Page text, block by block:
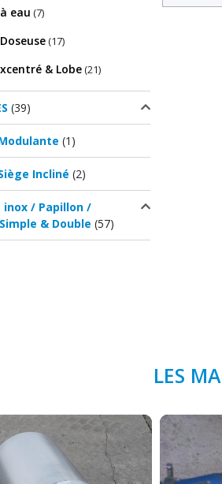
eau (7)
(17)
& Lobe(21)
(39)
(1)
Incliné (2)
inox / Papillon /
& Double (57)
LES